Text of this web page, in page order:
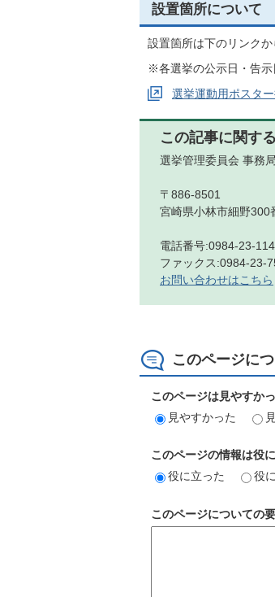
設置箇所について
設置箇所は下のリンク
※各選挙の公示日・告示
選挙運動用ポスタ
この記事に関す
選挙管理委員会 事務局
〒886-8501
宮崎県小林市細野300
電話番号:0984-23-
ファックス:0984-23-
お問い合わせはこちら
このページに
このページは見やすか
見やすかった
このページの情報は役
役に立った
役
このページについての